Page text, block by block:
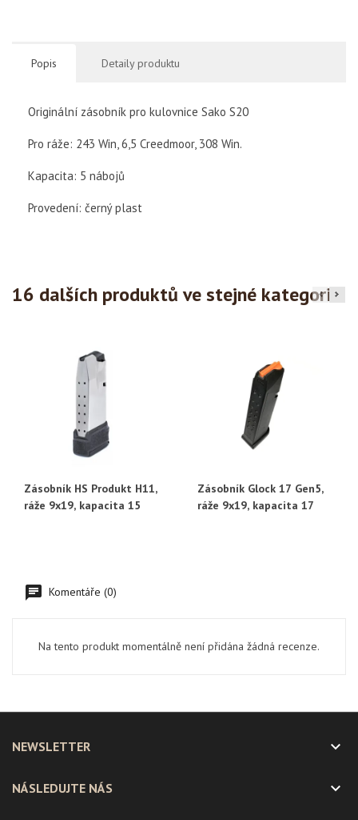
Popis Detaily produktu
Originální zásobník pro kulovnice Sako S20
Pro ráže: 243 Win, 6,5 Creedmoor, 308 Win.
Kapacita: 5 nábojů
Provedení: černý plast
16 dalších produktů ve stejné kategorii:
Zásobník HS Produkt H11,
ráže 9x19, kapacita 15
Zásobník Glock 17 Gen5,
ráže 9x19, kapacita 17
Komentáře (0)
Na tento produkt momentálně není přidána žádná recenze.
NEWSLETTER 
NÁSLEDUJTE NÁS 